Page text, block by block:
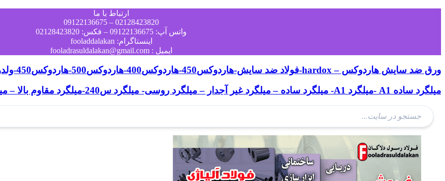
ارتباط با ما
02128423820 – 09122136675
واتس آپ: 09122136675 – فکس: 02128423820
اینستاگرام: fooladdalakan
ایمیل : fooladrasuldalakan@gmail.com
ورق ضد سایش هاردوکس – hardox-فولاد ضد سایش-هاردوکس450-هاردوکس400-هاردوکس500-هاردوکس450-ولدوکس-دورستات-کرسبارو-دیلیدور- هاردوکس چیست
میلگرد ساده A1 -میلگرد A1- میلگرد ساده – میلگرد غیر آجدار – میلگرد روسی- میلگرد س240-میلگرد مقاوم بالا – میلگرد انعطاف پذیر